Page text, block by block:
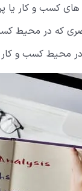
های کسب و کار یا
که در محیط کسب
محیط کسب و کار